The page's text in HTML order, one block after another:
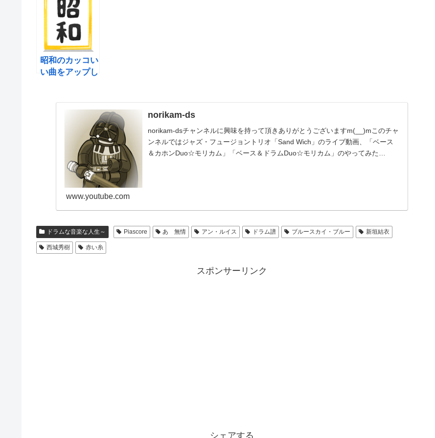
昭和のカッコい
い曲をアップし
norikam-ds
norikam-dsチャンネルに興味を持って頂きありがとうございますm(__)mこのチャ
ンネルではジャズ・フュージョントリオ「Sand Wich」のライブ動画、「ベース
＆カホンDuo☆モリカム」「ベース＆ドラムDuo☆モリカム」のやってみた…
www.youtube.com
ドラムな音楽な人生～ Piascore あゝ無情 アン・ルイス ドラム譜 ブルースカイ・ブルー 新垣結衣
西城秀樹 赤い糸
スポンサーリンク
シェアする